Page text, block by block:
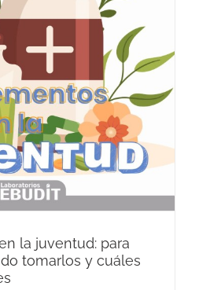
la juventud: para
tomarlos y cuáles